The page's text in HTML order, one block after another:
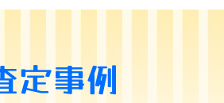
定事例